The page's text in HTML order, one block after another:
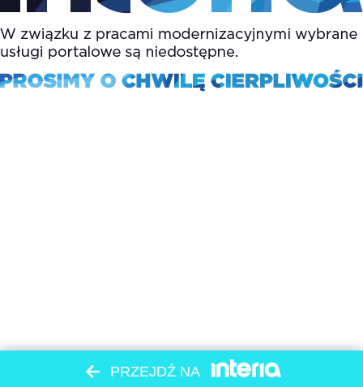
PRZEJDŹ NA